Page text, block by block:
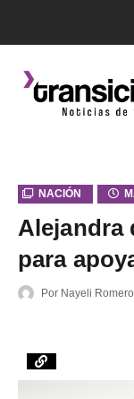
NACIÓN
Alejandra
para
Por Nayeli Romero